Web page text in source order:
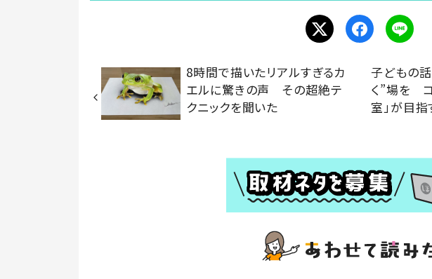
8時間で描いたリアルすぎるカ
エルに驚きの声 その超絶テ
クニックを聞いた
子どもの
く”場を
室」が目指